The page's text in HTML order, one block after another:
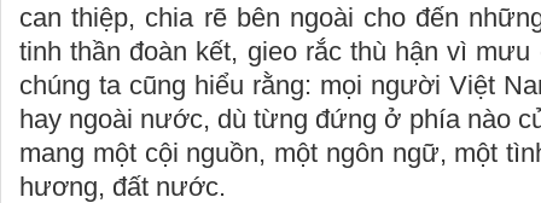
can thiệp, chia rẽ bên ngoài cho đến
tinh thần đoàn kết, gieo rắc thù hận vì
chúng ta cũng hiểu rằng: mọi người Việt
hay ngoài nước, dù từng đứng ở phía nào
mang một cội nguồn, một ngôn ngữ, một
hương, đất nước.